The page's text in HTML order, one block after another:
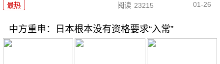
最热 阅读 23215 01-26
中方重申：日本根本没有资格要求“入常”